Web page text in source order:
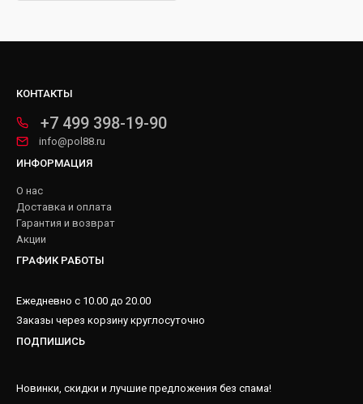
КОНТАКТЫ
+7 499 398-19-90
info@pol88.ru
ИНФОРМАЦИЯ
О нас
Доставка и оплата
Гарантия и возврат
Акции
ГРАФИК РАБОТЫ
Ежедневно с 10.00 до 20.00
Заказы через корзину круглосуточно
ПОДПИШИСЬ
Новинки, скидки и лучшие предложения без спама!